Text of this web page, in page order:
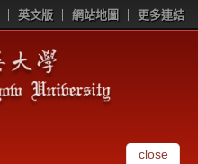
英文版 網站地圖 更多連結
close